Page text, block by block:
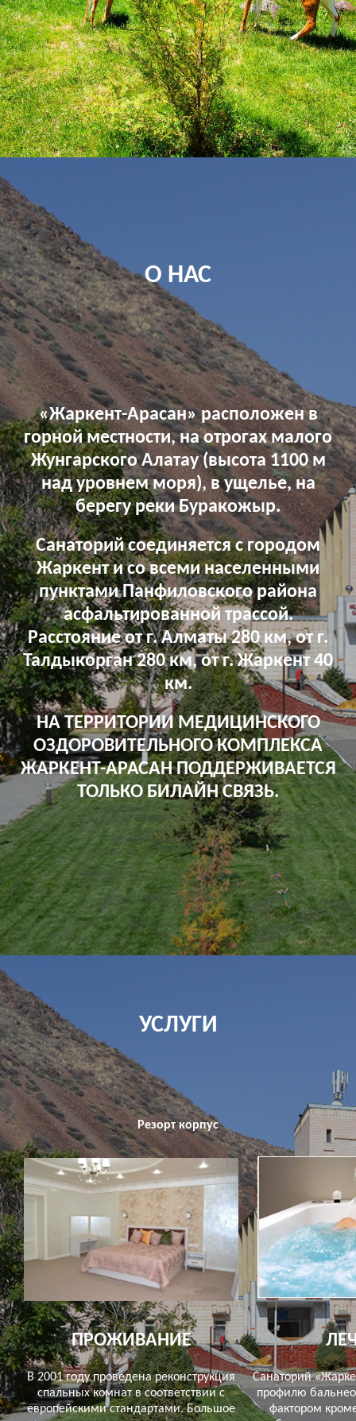
О НАС
«Жаркент-Арасан»расположен в
горной местности, на отрогах малого
Жунгарского Алатау (высота 1100 м
над уровнем моря), в ущелье, на
берегу реки Буракожыр.
Санаторий соединяется с городом
Жаркент и со всеми населенными
пунктами Панфиловского района
асфальтированной трассой.
Расстояние от г. Алматы 280 км, от г.
Талдыкорган 280 км, от г. Жаркент 40
км.
НА ТЕРРИТОРИИ МЕДИЦИНСКОГО
ОЗДОРОВИТЕЛЬНОГО КОМПЛЕКСА
ЖАРКЕНТ-АРАСАН ПОДДЕРЖИВАЕТСЯ
ТОЛЬКО БИЛАЙН СВЯЗЬ.
УСЛУГИ
Резорт корпус
ПРОЖИВАНИЕ
В 2001 году проведена реконструкция
спальных комнат в соответствии с
европейскими стандартами. Большое
Санаторий
профилю
фактором